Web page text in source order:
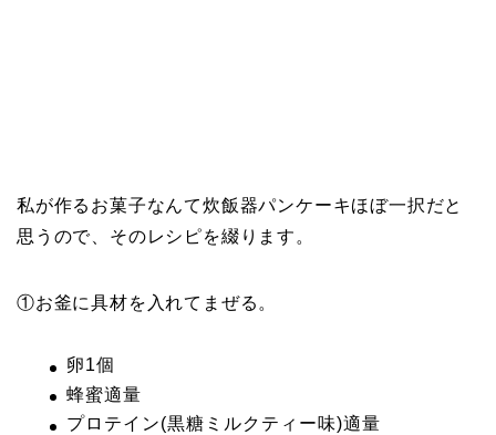
私が作るお菓子なんて炊飯器パンケーキほぼ一択だと
思うので、そのレシピを綴ります。
①お釜に具材を入れてまぜる。
卵1個
蜂蜜適量
プロテイン(黒糖ミルクティー味)適量